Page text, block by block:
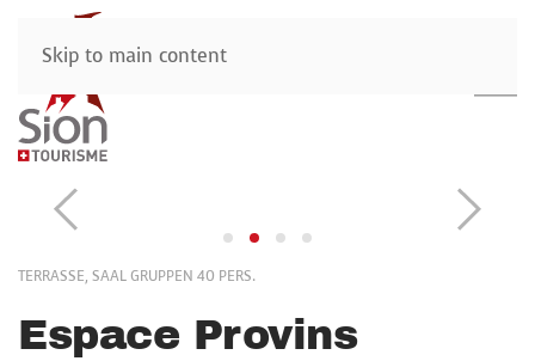
Skip to main content
TERRASSE, SAAL GRUPPEN 40 PERS.
Espace Provins